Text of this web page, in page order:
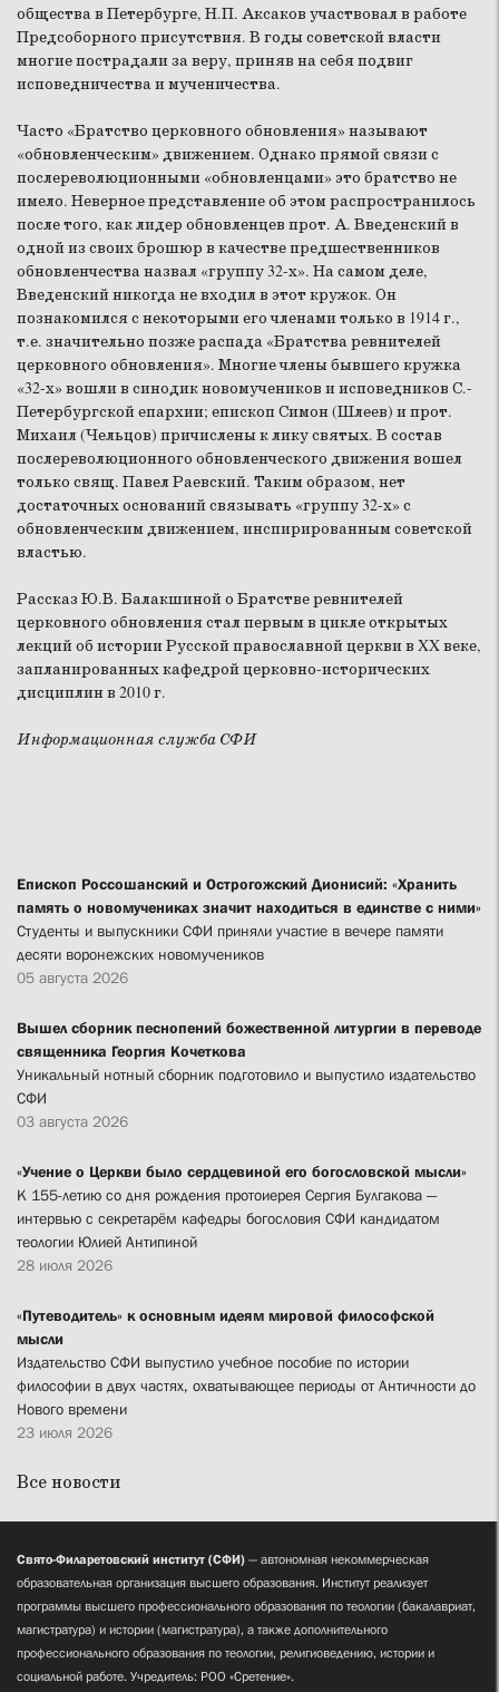
общества в Петербурге, Н.П. Аксаков участвовал в работе
Предсоборного присутствия. В годы советской власти
многие пострадали за веру, приняв на себя подвиг
исповедничества и мученичества.
Часто «Братство церковного обновления» называют
«обновленческим» движением. Однако прямой связи с
послереволюционными «обновленцами» это братство не
имело. Неверное представление об этом распространилось
после того, как лидер обновленцев прот. А. Введенский в
одной из своих брошюр в качестве предшественников
обновленчества назвал «группу 32-х». На самом деле,
Введенский никогда не входил в этот кружок. Он
познакомился с некоторыми его членами только в 1914 г.,
т.е. значительно позже распада «Братства ревнителей
церковного обновления». Многие члены бывшего кружка
«32-х» вошли в синодик новомучеников и исповедников С.-
Петербургской епархии; епископ Симон (Шлеев) и прот.
Михаил (Чельцов) причислены к лику святых. В состав
послереволюционного обновленческого движения вошел
только свящ. Павел Раевский. Таким образом, нет
достаточных оснований связывать «группу 32-х» с
обновленческим движением, инспирированным советской
властью.
Рассказ Ю.В. Балакшиной о Братстве ревнителей
церковного обновления стал первым в цикле открытых
лекций об истории Русской православной церкви в XX веке,
запланированных кафедрой церковно-исторических
дисциплин в 2010 г.
Информационная служба СФИ
Епископ Россошанский и Острогожский Дионисий: «Хранить
память о новомучениках значит находиться в единстве с ними»
Студенты и выпускники СФИ приняли участие в вечере памяти
десяти воронежских новомучеников
05 августа 2026
Вышел сборник песнопений божественной литургии в переводе
священника Георгия Кочеткова
Уникальный нотный сборник подготовило и выпустило издательство
СФИ
03 августа 2026
«Учение о Церкви было сердцевиной его богословской мысли»
К 155-летию со дня рождения протоиерея Сергия Булгакова —
интервью с секретарём кафедры богословия СФИ кандидатом
теологии Юлией Антипиной
28 июля 2026
«Путеводитель» к основным идеям мировой философской
мысли
Издательство СФИ выпустило учебное пособие по истории
философии в двух частях, охватывающее периоды от Античности до
Нового времени
23 июля 2026
Все новости
Свято-Филаретовский институт (СФИ) — автономная некоммерческая
образовательная организация высшего образования. Институт реализует
программы высшего профессионального образования по теологии (бакалавриат,
магистратура) и истории (магистратура), а также дополнительного
профессионального образования по теологии, религиоведению, истории и
социальной работе. Учредитель: РОО «Сретение».